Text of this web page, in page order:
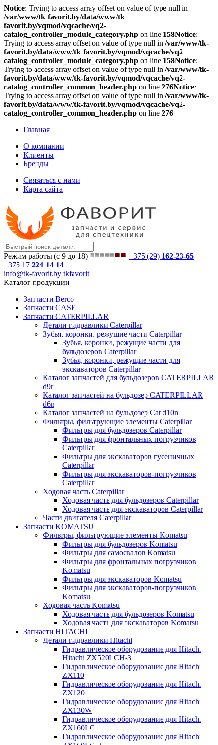
Notice: Trying to access array offset on value of type null in
/var/www/tk-favorit.by/data/www/tk-
favorit.by/vqmod/vqcache/vq2-
catalog_controller_module_category.php on line 158Notice:
Trying to access array offset on value of type null in /var/www/tk-
favorit.by/data/www/tk-favorit.by/vqmod/vqcache/vq2-
catalog_controller_module_category.php on line 158Notice:
Trying to access array offset on value of type null in /var/www/tk-
favorit.by/data/www/tk-favorit.by/vqmod/vqcache/vq2-
catalog_controller_common_header.php on line 276Notice:
Trying to access array offset on value of type null in /var/www/tk-
favorit.by/data/www/tk-favorit.by/vqmod/vqcache/vq2-
catalog_controller_common_header.php on line 276
Главная
О компании
Клиенты
Бренды
Связаться с нами
Карта сайта
Режим работы (с 9 до 18) +375 (29) 162-23-65
+375 17 224-14-14
info@tk-favorit.by tkfavorit
Каталог продукции
Запчасти Berco
Запчасти CASE
Запчасти CATERPILLAR
Детали гидравлики Caterpillar
Зубья, коронки, режущие части Caterpillar
Зубья, коронки, режущие части для
бульдозеров Caterpillar
Зубья, коронки, режущие части для
экскаваторов Caterpillar
Каталог запчастей для бульдозеров CATERPILLAR
d9r
Каталог запчастей на бульдозер CATERPILLAR
d6n
Каталог запчастей на бульдозер Сat d10n
Фильтры, фильтрующие элементы Caterpillar
Фильтры для бульдозеров Caterpillar
Фильтры для фронтальных погрузчиков
Caterpillar
Фильтры для экскаваторов гусеничных
Caterpillar
Фильтры для экскаваторов-погрузчиков
Caterpillar
Ходовая часть Caterpillar
Ходовая часть для бульдозеров Caterpillar
Ходовая часть для экскаваторов Caterpillar
Части двигателя Caterpillar
Запчасти KOMATSU
Фильтры, фильтрующие элементы Komatsu
Фильтры для бульдозеров Komatsu
Фильтры для самосвалов Komatsu
Фильтры для фронтальных погрузчиков
Komatsu
Фильтры для экскаваторов Komatsu
Фильтры для экскаваторов-погрузчиков
Komatsu
Ходовая часть Komatsu
Ходовая часть для бульдозеров Komatsu
Ходовая часть для экскаваторов Komatsu
Запчасти HITACHI
Детали гидравлики Hitachi
Гидравлическое оборудование для Hitachi
Hitachi ZX520LCH-3
Гидравлическое оборудование для Hitachi
ZX110
Гидравлическое оборудование для Hitachi
ZX120
Гидравлическое оборудование для Hitachi
ZX130W
Гидравлическое оборудование для Hitachi
ZX160LC
Гидравлическое оборудование для Hitachi